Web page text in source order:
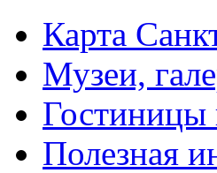
Карта
Музеи,
Гостиницы
Полезная